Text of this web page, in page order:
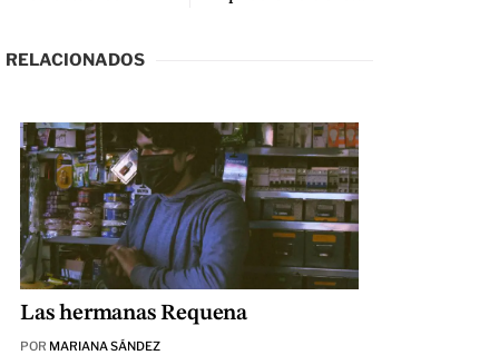
RELACIONADOS
Las hermanas Requena
POR MARIANA SÁNDEZ